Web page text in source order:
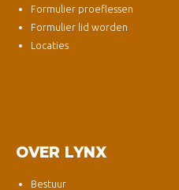
Formulier proeflessen
Formulier lid worden
Locaties
OVER LYNX
Bestuur